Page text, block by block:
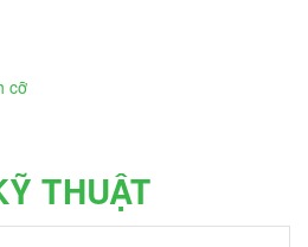
cỡ
THUẬT